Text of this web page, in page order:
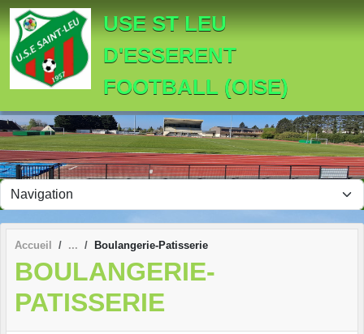
USE ST LEU
D'ESSERENT
FOOTBALL (OISE)
Accueil Boulangerie-Patisserie
BOULANGERIE-
PATISSERIE
Panneau de gestion des cookies